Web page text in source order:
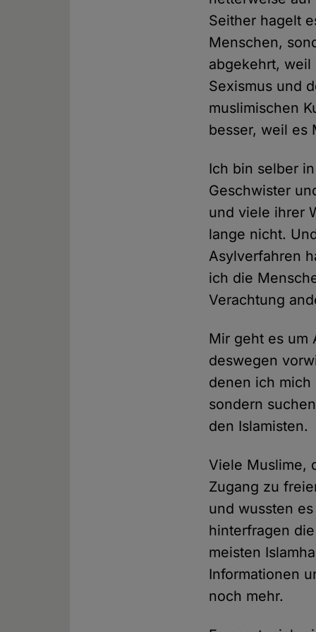
Seither hagelt
Menschen,
abgekehrt,
Sexismus und
muslimischen
besser, weil es
Ich bin selber
Geschwister
und viele ihrer
lange nicht.
Asylverfahren
ich die
Verachtung
Mir geht es um
deswegen
denen ich mich
sondern
den Islamisten.
Viele Muslime,
Zugang zu
und wussten
hinterfragen
meisten
Informationen
noch mehr.